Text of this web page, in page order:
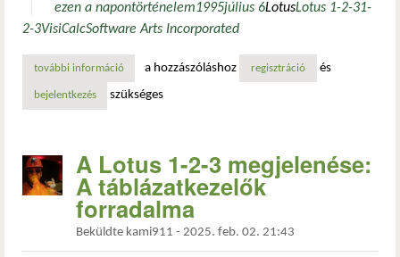
ezen a napontörténelem1995július 6LotusLotus 1-2-31-
2-3VisiCalcSoftware Arts Incorporated
további információegyszerű, mint az 1-2-3: az ibm felvásárolja a lotus céget
a hozzászóláshoz regisztráció és
bejelentkezés szükséges
A Lotus 1-2-3 megjelenése:
A táblázatkezelők
forradalma
Beküldte kami911 - 2025. feb. 02. 21:43